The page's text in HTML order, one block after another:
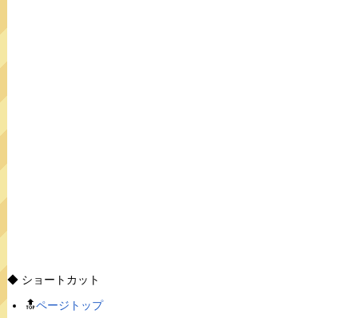
◆ ショートカット
🔝ページトップ